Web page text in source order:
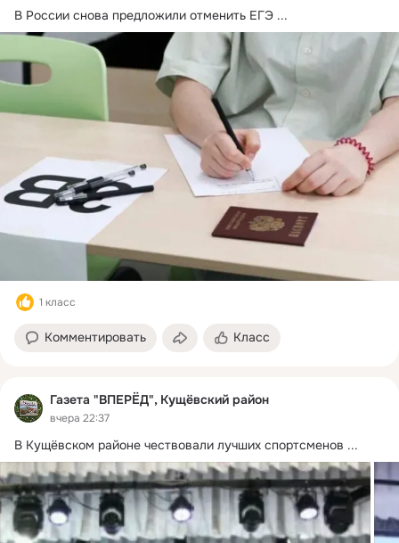
В России снова предложили отменить ЕГЭ ...
1 класс
Комментировать Класс
Газета "ВПЕРЁД", Кущёвский район
вчера 22:37
В Кущёвском районе чествовали лучших спортсменов ...